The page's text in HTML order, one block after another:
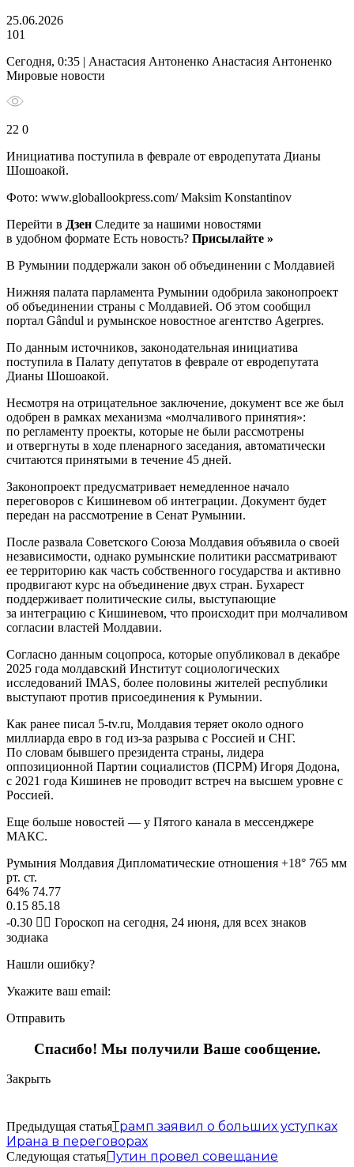
25.06.2026
101
Сегодня, 0:35 | Анастасия Антоненко Анастасия Антоненко
Мировые новости
22 0
Инициатива поступила в феврале от евродепутата Дианы
Шошоакой.
Фото: www.globallookpress.com/ Maksim Konstantinov
Перейти в Дзен Следите за нашими новостями
в удобном формате Есть новость? Присылайте »
В Румынии поддержали закон об объединении с Молдавией
Нижняя палата парламента Румынии одобрила законопроект
об объединении страны с Молдавией. Об этом сообщил
портал Gândul и румынское новостное агентство Agerpres.
По данным источников, законодательная инициатива
поступила в Палату депутатов в феврале от евродепутата
Дианы Шошоакой.
Несмотря на отрицательное заключение, документ все же был
одобрен в рамках механизма «молчаливого принятия»:
по регламенту проекты, которые не были рассмотрены
и отвергнуты в ходе пленарного заседания, автоматически
считаются принятыми в течение 45 дней.
Законопроект предусматривает немедленное начало
переговоров с Кишиневом об интеграции. Документ будет
передан на рассмотрение в Сенат Румынии.
После развала Советского Союза Молдавия объявила о своей
независимости, однако румынские политики рассматривают
ее территорию как часть собственного государства и активно
продвигают курс на объединение двух стран. Бухарест
поддерживает политические силы, выступающие
за интеграцию с Кишиневом, что происходит при молчаливом
согласии властей Молдавии.
Согласно данным соцопроса, которые опубликовал в декабре
2025 года молдавский Институт социологических
исследований IMAS, более половины жителей республики
выступают против присоединения к Румынии.
Как ранее писал 5-tv.ru, Молдавия теряет около одного
миллиарда евро в год из-за разрыва с Россией и СНГ.
По словам бывшего президента страны, лидера
оппозиционной Партии социалистов (ПСРМ) Игоря Додона,
с 2021 года Кишинев не проводит встреч на высшем уровне с
Россией.
Еще больше новостей — у Пятого канала в мессенджере
МАКС.
Румыния Молдавия Дипломатические отношения +18° 765 мм
рт. ст.
64% 74.77
0.15 85.18
-0.30 🧙‍♀ Гороскоп на сегодня, 24 июня, для всех знаков
зодиака
Нашли ошибку?
Укажите ваш email:
Отправить
Спасибо! Мы получили Ваше сообщение.
Закрыть
Предыдущая статьяТрамп заявил о больших уступках
Ирана в переговорах
Следующая статьяПутин провел совещание